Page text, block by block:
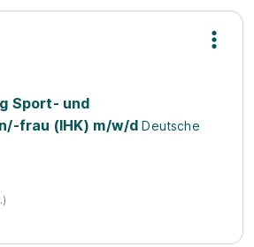
Sport- und
frau (IHK) m/w/d Deutsche